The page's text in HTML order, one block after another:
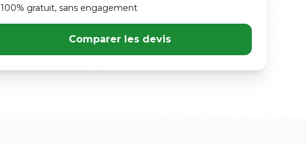
100% gratuit, sans engagement
Comparer les devis